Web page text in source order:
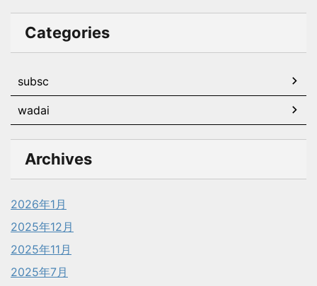
Categories
subsc
wadai
Archives
2026年1月
2025年12月
2025年11月
2025年7月